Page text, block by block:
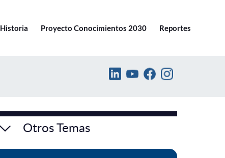
Historia Proyecto Conocimientos 2030 Reportes
Otros Temas